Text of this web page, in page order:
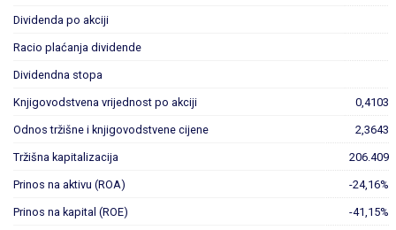
Dividenda po akciji
Racio plaćanja dividende
Dividendna stopa
Knjigovodstvena vrijednost po akciji 0,4103
Odnos tržišne i knjigovodstvene cijene 2,3643
Tržišna kapitalizacija 206.409
Prinos na aktivu (ROA) -24,16%
Prinos na kapital (ROE) -41,15%